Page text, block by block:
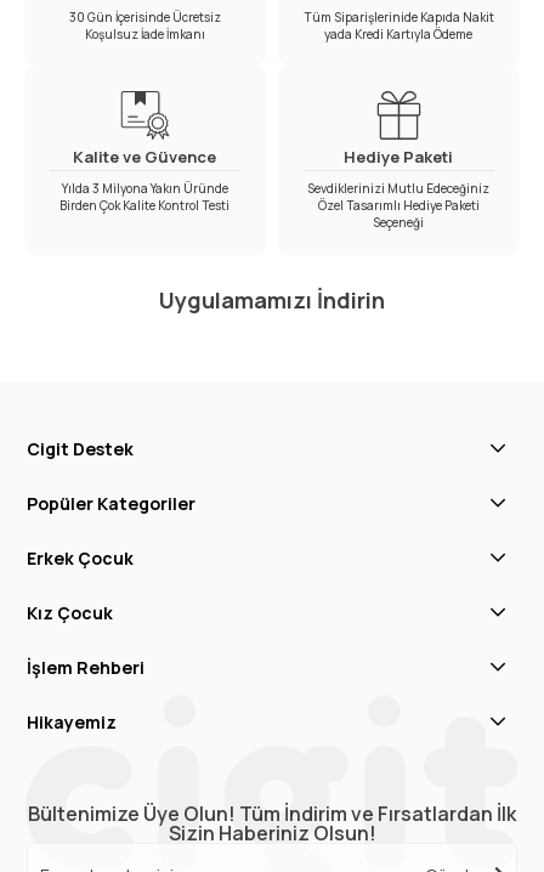
30 Gün İçerisinde Ücretsiz
Koşulsuz İade İmkanı
Tüm Siparişlerinide Kapıda Nakit
yada Kredi Kartıyla Ödeme
Kalite ve Güvence
Yılda 3 Milyona Yakın Üründe
Birden Çok Kalite Kontrol Testi
Hediye Paketi
Sevdiklerinizi Mutlu Edeceğiniz
Özel Tasarımlı Hediye Paketi
Seçeneği
Uygulamamızı İndirin
Cigit Destek
Popüler Kategoriler
Erkek Çocuk
Kız Çocuk
İşlem Rehberi
Hikayemiz
Bültenimize Üye Olun! Tüm İndirim ve Fırsatlardan İlk
Sizin Haberiniz Olsun!